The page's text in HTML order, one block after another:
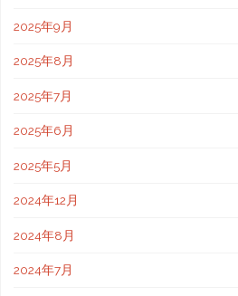
2025年9月
2025年8月
2025年7月
2025年6月
2025年5月
2024年12月
2024年8月
2024年7月